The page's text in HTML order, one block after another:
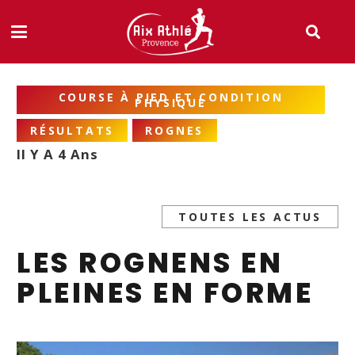
COURSE À PIED ET CONDITION
PHYSIQUE
RÉSULTATS
ROGNES
Il Y A 4 Ans
TOUTES LES ACTUS
LES ROGNENS EN
PLEINES EN FORME